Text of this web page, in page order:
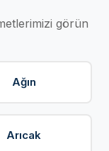
görün
Ağın
Arıcak